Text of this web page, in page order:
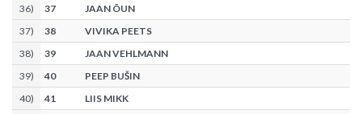
36) 37
JAAN ÕUN
37) 38
VIVIKA PEETS
38) 39
JAAN VEHLMANN
39) 40
PEEP BUŠIN
40) 41
LIIS MIKK